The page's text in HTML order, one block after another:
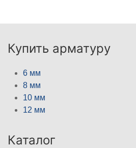
Купить арматуру
6 мм
8 мм
10 мм
12 мм
Каталог